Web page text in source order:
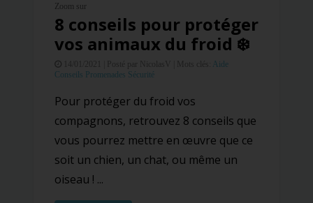
Zoom sur
8 conseils pour protéger
vos animaux du froid ❄️
Posté par NicolasV | Mots clés:
Aide
Conseils Promenades Sécurité
Pour protéger du froid vos
compagnons, retrouvez 8 conseils que
vous pourrez mettre en œuvre que ce
soit un chien, un chat, ou même un
oiseau ! ...